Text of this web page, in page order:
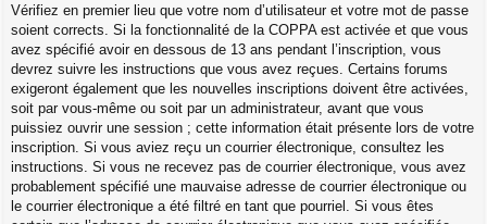
Vérifiez en premier lieu que votre nom d’utilisateur et votre mot de passe
soient corrects. Si la fonctionnalité de la COPPA est activée et que vous
avez spécifié avoir en dessous de 13 ans pendant l’inscription, vous
devrez suivre les instructions que vous avez reçues. Certains forums
exigeront également que les nouvelles inscriptions doivent être activées,
soit par vous-même ou soit par un administrateur, avant que vous
puissiez ouvrir une session ; cette information était présente lors de votre
inscription. Si vous aviez reçu un courrier électronique, consultez les
instructions. Si vous ne recevez pas de courrier électronique, vous avez
probablement spécifié une mauvaise adresse de courrier électronique ou
le courrier électronique a été filtré en tant que pourriel. Si vous êtes